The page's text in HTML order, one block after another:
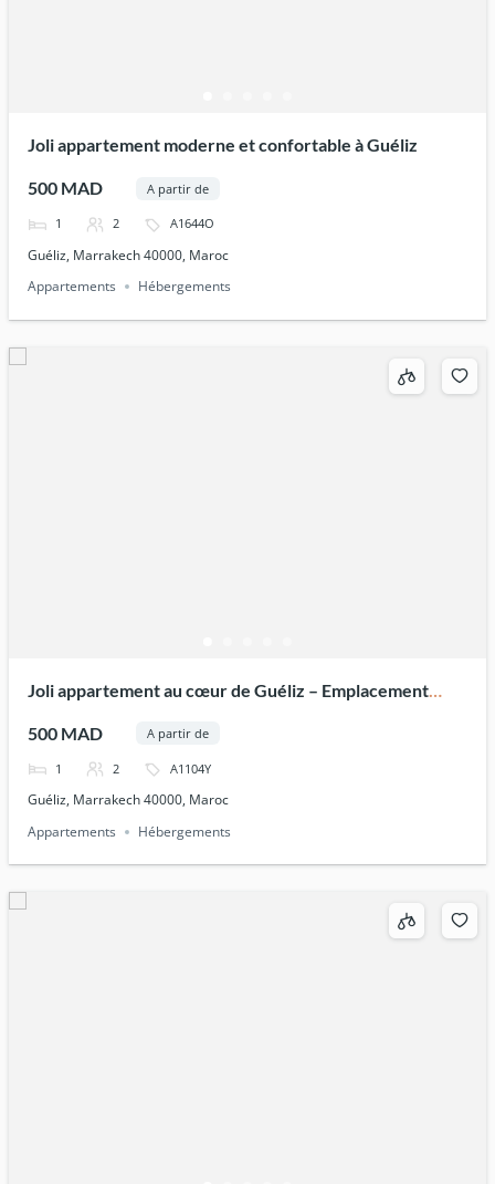
Joli appartement moderne et confortable à Guéliz
500 MAD A partir de
1 2 A1644O
Guéliz, Marrakech 40000, Maroc
Appartements
Hébergements
Joli appartement au cœur de Guéliz – Emplacement
500 MAD A partir de
1 2 A1104Y
Guéliz, Marrakech 40000, Maroc
Appartements
Hébergements